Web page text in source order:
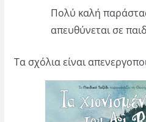
Πολύ καλή
απευθύνεται σε
Τα σχόλια είναι